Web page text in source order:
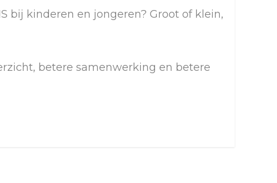
bij kinderen en jongeren? Groot of klein,
betere samenwerking en betere